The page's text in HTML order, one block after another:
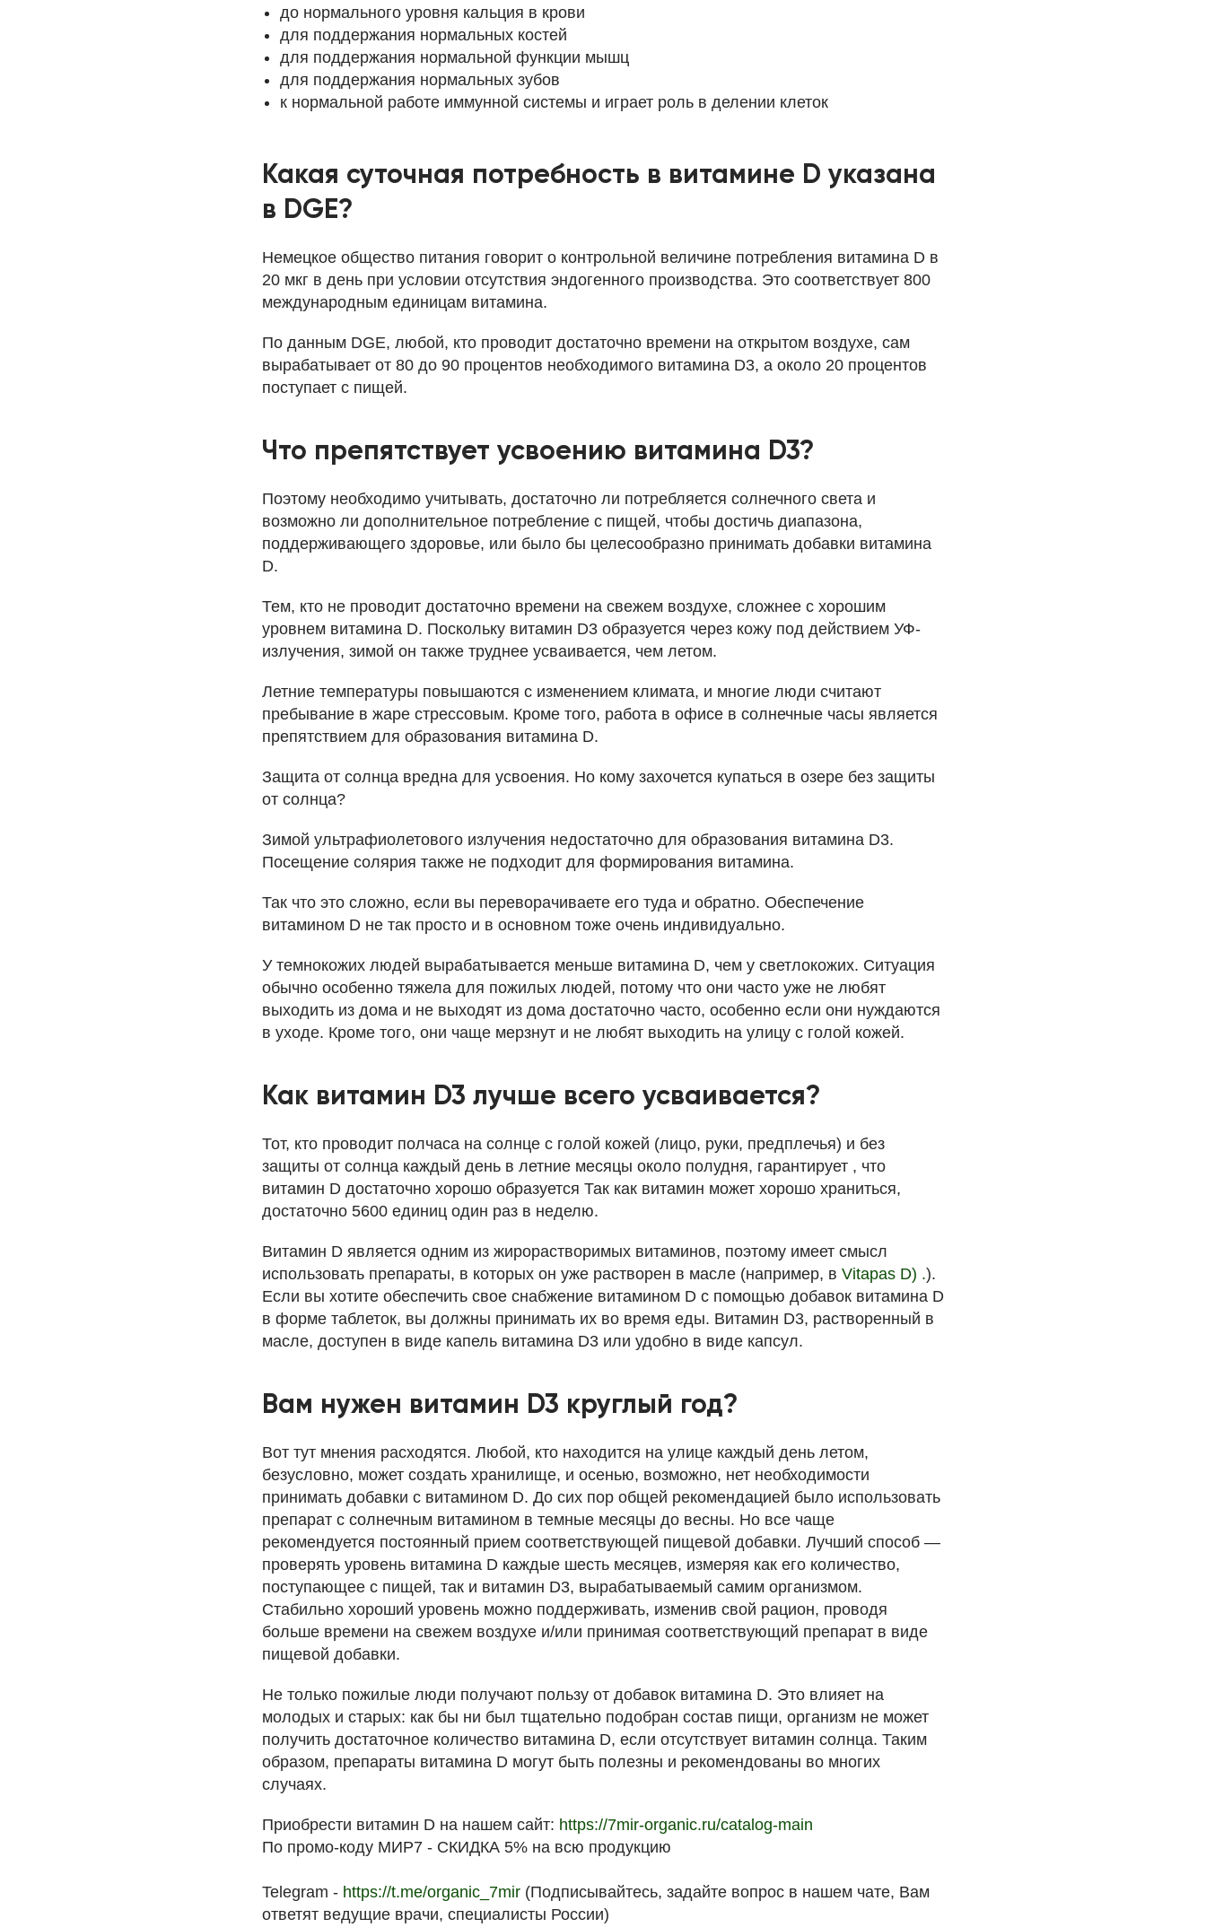
до нормального уровня кальция в крови
для поддержания нормальных костей
для поддержания нормальной функции мышц
для поддержания нормальных зубов
к нормальной работе иммунной системы и играет роль в делении клеток
Какая суточная потребность в витамине D указана
в DGE?
Немецкое общество питания говорит о контрольной величине потребления витамина D в
20 мкг в день при условии отсутствия эндогенного производства. Это соответствует 800
международным единицам витамина.
По данным DGE, любой, кто проводит достаточно времени на открытом воздухе, сам
вырабатывает от 80 до 90 процентов необходимого витамина D3, а около 20 процентов
поступает с пищей.
Что препятствует усвоению витамина D3?
Поэтому необходимо учитывать, достаточно ли потребляется солнечного света и
возможно ли дополнительное потребление с пищей, чтобы достичь диапазона,
поддерживающего здоровье, или было бы целесообразно принимать добавки витамина
D.
Тем, кто не проводит достаточно времени на свежем воздухе, сложнее с хорошим
уровнем витамина D. Поскольку витамин D3 образуется через кожу под действием УФ-
излучения, зимой он также труднее усваивается, чем летом.
Летние температуры повышаются с изменением климата, и многие люди считают
пребывание в жаре стрессовым. Кроме того, работа в офисе в солнечные часы является
препятствием для образования витамина D.
Защита от солнца вредна для усвоения. Но кому захочется купаться в озере без защиты
от солнца?
Зимой ультрафиолетового излучения недостаточно для образования витамина D3.
Посещение солярия также не подходит для формирования витамина.
Так что это сложно, если вы переворачиваете его туда и обратно. Обеспечение
витамином D не так просто и в основном тоже очень индивидуально.
У темнокожих людей вырабатывается меньше витамина D, чем у светлокожих. Ситуация
обычно особенно тяжела для пожилых людей, потому что они часто уже не любят
выходить из дома и не выходят из дома достаточно часто, особенно если они нуждаются
в уходе. Кроме того, они чаще мерзнут и не любят выходить на улицу с голой кожей.
Как витамин D3 лучше всего усваивается?
Тот, кто проводит полчаса на солнце с голой кожей (лицо, руки, предплечья) и без
защиты от солнца каждый день в летние месяцы около полудня, гарантирует , что
витамин D достаточно хорошо образуется Так как витамин может хорошо храниться,
достаточно 5600 единиц один раз в неделю.
Витамин D является одним из жирорастворимых витаминов, поэтому имеет смысл
использовать препараты, в которых он уже растворен в масле (например, в Vitapas D) .).
Если вы хотите обеспечить свое снабжение витамином D с помощью добавок витамина D
в форме таблеток, вы должны принимать их во время еды. Витамин D3, растворенный в
масле, доступен в виде капель витамина D3 или удобно в виде капсул.
Вам нужен витамин D3 круглый год?
Вот тут мнения расходятся. Любой, кто находится на улице каждый день летом,
безусловно, может создать хранилище, и осенью, возможно, нет необходимости
принимать добавки с витамином D. До сих пор общей рекомендацией было использовать
препарат с солнечным витамином в темные месяцы до весны. Но все чаще
рекомендуется постоянный прием соответствующей пищевой добавки. Лучший способ —
проверять уровень витамина D каждые шесть месяцев, измеряя как его количество,
поступающее с пищей, так и витамин D3, вырабатываемый самим организмом.
Стабильно хороший уровень можно поддерживать, изменив свой рацион, проводя
больше времени на свежем воздухе и/или принимая соответствующий препарат в виде
пищевой добавки.
Не только пожилые люди получают пользу от добавок витамина D. Это влияет на
молодых и старых: как бы ни был тщательно подобран состав пищи, организм не может
получить достаточное количество витамина D, если отсутствует витамин солнца. Таким
образом, препараты витамина D могут быть полезны и рекомендованы во многих
случаях.
Приобрести витамин D на нашем сайт: https://7mir-organic.ru/catalog-main
По промо-коду МИР7 - СКИДКА 5% на всю продукцию
Telegram - https://t.me/organic_7mir (Подписывайтесь, задайте вопрос в нашем чате, Вам
ответят ведущие врачи, специалисты России)